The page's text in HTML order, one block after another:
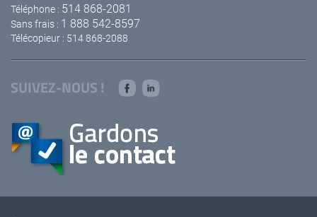
Téléphone : 514 868-2081
Sans frais : 1 888 542-8597
Télécopieur : 514 868-2088
SUIVEZ-NOUS !